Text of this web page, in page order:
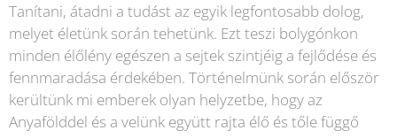
Tanítani, átadni a tudást az egyik legfontosabb dolog,
melyet életünk során tehetünk. Ezt teszi bolygónkon
minden élőlény egészen a sejtek szintjéig a fejlődése és
fennmaradása érdekében. Történelmünk során először
kerültünk mi emberek olyan helyzetbe, hogy az
Anyafölddel és a velünk együtt rajta élő és tőle függő